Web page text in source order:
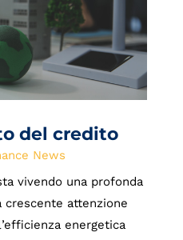
del credito
News
vivendo una profonda
crescente attenzione
energetica